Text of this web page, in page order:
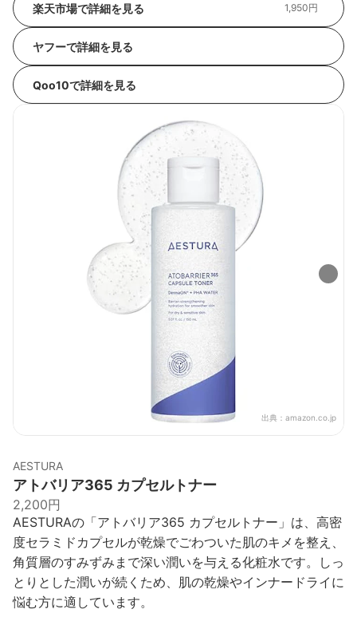
楽天市場で詳細を見る 1,950円
ヤフーで詳細を見る
Qoo10で詳細を見る
出典： amazon.co.jp
AESTURA
アトバリア365 カプセルトナー
2,200円
AESTURAの「アトバリア365 カプセルトナー」は、高密
度セラミドカプセルが乾燥でごわついた肌のキメを整え、
角質層のすみずみまで深い潤いを与える化粧水です。しっ
とりとした潤いが続くため、肌の乾燥やインナードライに
悩む方に適しています。